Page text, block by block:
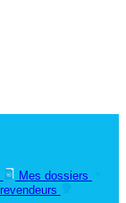
Mes dossiers